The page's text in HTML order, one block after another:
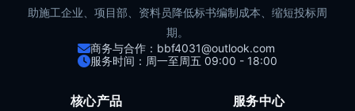
助施工企业、项目部、资料员降低标书编制成本、缩短投标周
期。
商务与合作：bbf4031@outlook.com
服务时间：周一至周五 09:00 - 18:00
核心产品 服务中心